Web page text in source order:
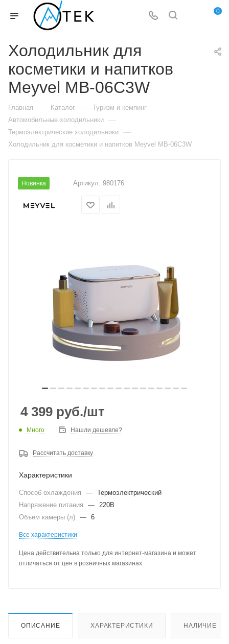
0
Холодильник для
косметики и напитков
Meyvel MB-06C3W
Главная — Каталог — Туризм и кемпинг —
Автомобильные холодильники —
Термоэлектрические холодильники —
Холодильник для косметики и напитков Meyvel MB-06C3W
Новинка Артикул: 980176
4 399 руб./шт
Много Нашли дешевле?
Рассчитать доставку
Характеристики
Способ охлаждения — Термоэлектрический
Напряжение питания
— 220В
Объем камеры (л) — 6
Все характеристики
Цена действительна только для интернет-магазина и может
отличаться от цен в розничных магазинах
ОПИСАНИЕ ХАРАКТЕРИСТИКИ НАЛИЧИЕ